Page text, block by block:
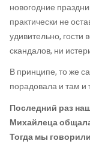
новогодние
практически не
удивительно,
скандалов, ни
В принципе, то же
порадовала и там и
Последний раз
Михайлеца
Тогда мы